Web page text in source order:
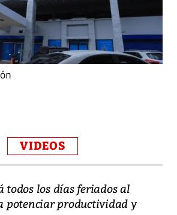
VIDEOS
todos los días feriados al
potenciar productividad y